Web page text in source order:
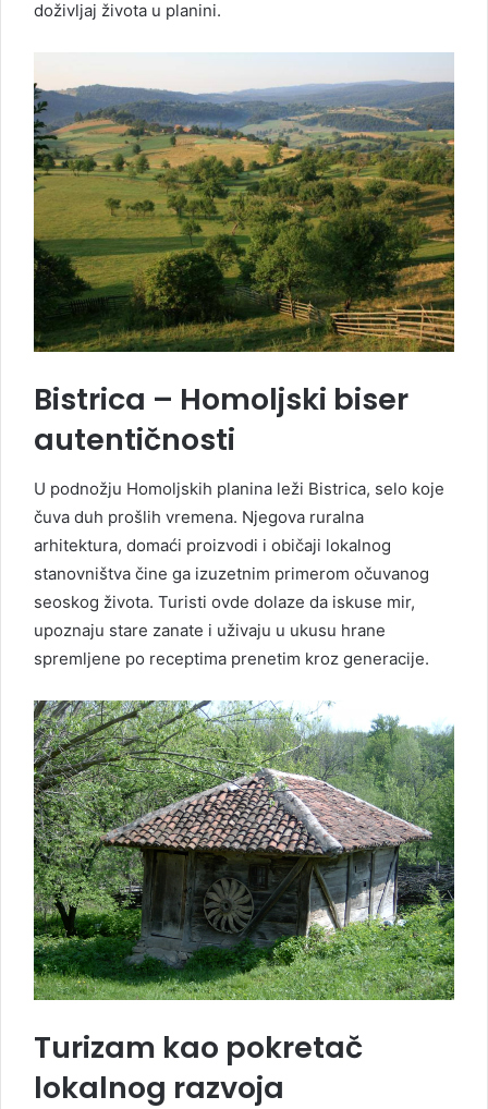
doživljaj života u planini.
Bistrica – Homoljski biser
autentičnosti
U podnožju Homoljskih planina leži Bistrica, selo koje
čuva duh prošlih vremena. Njegova ruralna
arhitektura, domaći proizvodi i običaji lokalnog
stanovništva čine ga izuzetnim primerom očuvanog
seoskog života. Turisti ovde dolaze da iskuse mir,
upoznaju stare zanate i uživaju u ukusu hrane
spremljene po receptima prenetim kroz generacije.
Turizam kao pokretač
lokalnog razvoja